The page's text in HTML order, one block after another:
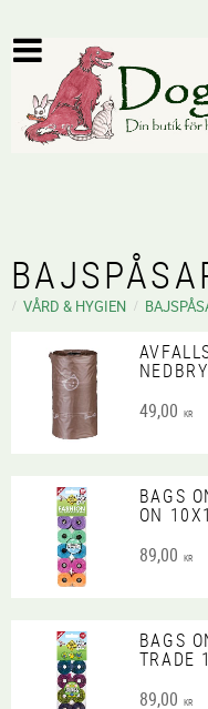
VÅRD & HYGIEN
49,00 KR
BAGS
ON
89,00 KR
BAGS
TRADE
89,00 KR